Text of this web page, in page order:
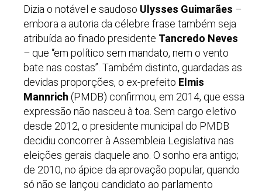
Dizia o notável e saudoso Ulysses Guimarães –
embora a autoria da célebre frase também seja
atribuída ao finado presidente Tancredo Neves
– que “em político sem mandato, nem o vento
bate nas costas”. Também distinto, guardadas as
devidas proporções, o ex-prefeito Elmis
Mannrich (PMDB) confirmou, em 2014, que essa
expressão não nasceu à toa. Sem cargo eletivo
desde 2012, o presidente municipal do PMDB
decidiu concorrer à Assembleia Legislativa nas
eleições gerais daquele ano. O sonho era antigo;
de 2010, no ápice da aprovação popular, quando
só não se lançou candidato ao parlamento